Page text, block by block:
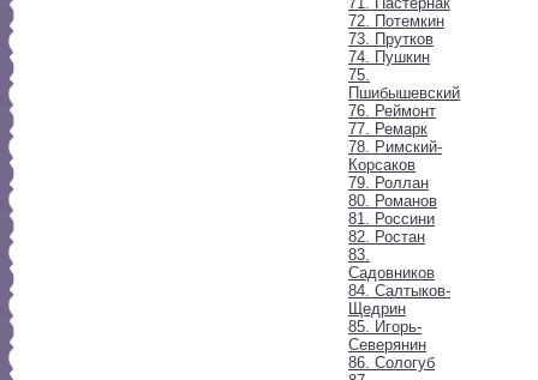
72. Потемкин
73. Прутков
74. Пушкин
75.
Пшибышевский
76. Реймонт
77. Ремарк
78. Римский-
Корсаков
79. Роллан
80. Романов
81. Россини
82. Ростан
83.
Садовников
84. Салтыков-
Щедрин
85. Игорь-
Северянин
86. Сологуб